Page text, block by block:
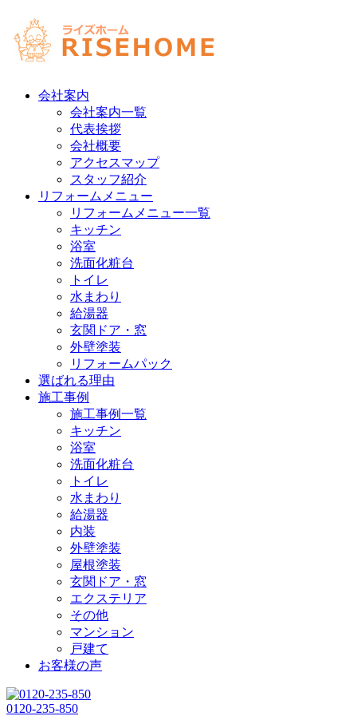
会社案内
会社案内一覧
代表挨拶
会社概要
アクセスマップ
スタッフ紹介
リフォームメニュー
リフォームメニュー一覧
キッチン
浴室
洗面化粧台
トイレ
水まわり
給湯器
玄関ドア・窓
外壁塗装
リフォームパック
選ばれる理由
施工事例
施工事例一覧
キッチン
浴室
洗面化粧台
トイレ
水まわり
給湯器
内装
外壁塗装
屋根塗装
玄関ドア・窓
エクステリア
その他
マンション
戸建て
お客様の声
0120-235-850